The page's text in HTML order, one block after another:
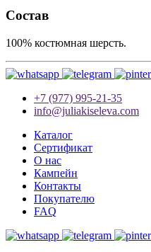
Состав
100% костюмная шерсть.
+7 (977) 995-21-35
info@juliakiseleva.com
Каталог
Сертификат
О нас
Кампейн
Контакты
Покупателю
FAQ